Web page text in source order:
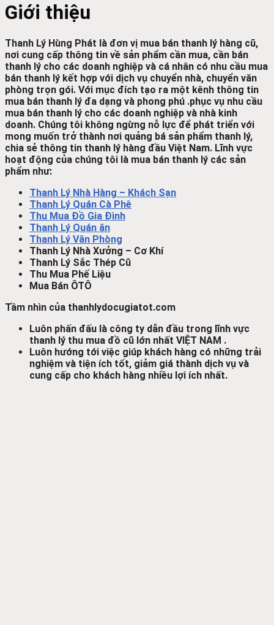
Giới thiệu
Thanh Lý Hùng Phát là đơn vị mua bán thanh lý hàng cũ,
nơi cung cấp thông tin về sản phẩm cần mua, cần bán
thanh lý cho các doanh nghiệp và cá nhân có nhu cầu mua
bán thanh lý kết hợp với dịch vụ chuyển nhà, chuyển văn
phòng trọn gói. Với mục đích tạo ra một kênh thông tin
mua bán thanh lý đa dạng và phong phú .phục vụ nhu cầu
mua bán thanh lý cho các doanh nghiệp và nhà kinh
doanh. Chúng tôi không ngừng nỗ lực để phát triển với
mong muốn trở thành nơi quảng bá sản phẩm thanh lý,
chia sẻ thông tin thanh lý hàng đầu Việt Nam. Lĩnh vực
hoạt động của chúng tôi là mua bán thanh lý các sản
phẩm như:
Thanh Lý Nhà Hàng – Khách Sạn
Thanh Lý Quán Cà Phê
Thu Mua Đồ Gia Đình
Thanh Lý Quán ăn
Thanh Lý Văn Phòng
Thanh Lý Nhà Xưởng – Cơ Khí
Thanh Lý Sắc Thép Cũ
Thu Mua Phế Liệu
Mua Bán ÔTÔ
Tầm nhìn của thanhlydocugiatot.com
Luôn phấn đấu là công ty dẫn đầu trong lĩnh vực
thanh lý thu mua đồ cũ lớn nhất VIỆT NAM .
Luôn hướng tới việc giúp khách hàng có những trải
nghiệm và tiện ích tốt, giảm giá thành dịch vụ và
cung cấp cho khách hàng nhiều lợi ích nhất.